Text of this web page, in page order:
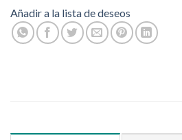
Añadir a la lista de deseos